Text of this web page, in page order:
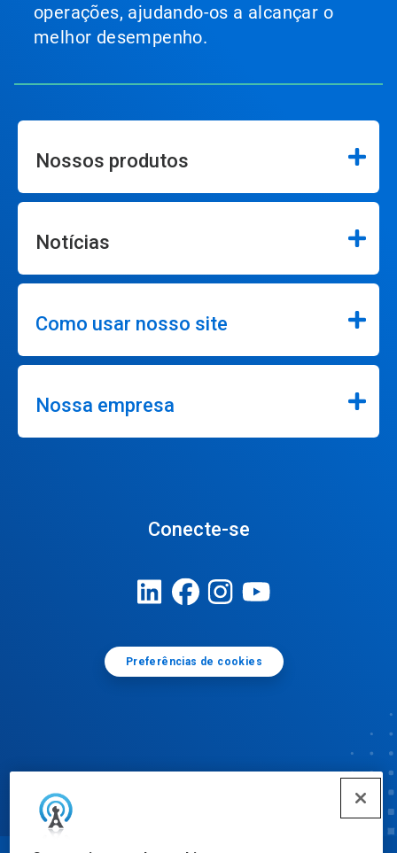
operações, ajudando-os a alcançar o
melhor desempenho.
Nossos produtos
Notícias
Como usar nosso site
Nossa empresa
Conecte-se
Preferências de cookies